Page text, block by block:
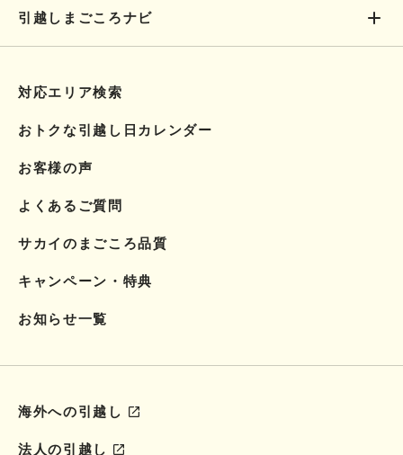
引越しまごころナビ
対応エリア検索
おトクな引越し日カレンダー
お客様の声
よくあるご質問
サカイのまごころ品質
キャンペーン・特典
お知らせ一覧
海外への引越し
法人の引越し